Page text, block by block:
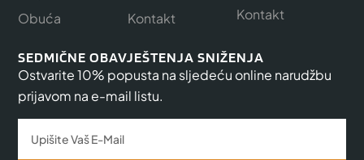
Obuća
Kontakt
Kontakt
SEDMIČNE OBAVJEŠTENJA SNIŽENJA
Ostvarite 10% popusta na sljedeću online narudžbu
prijavom na e-mail listu.